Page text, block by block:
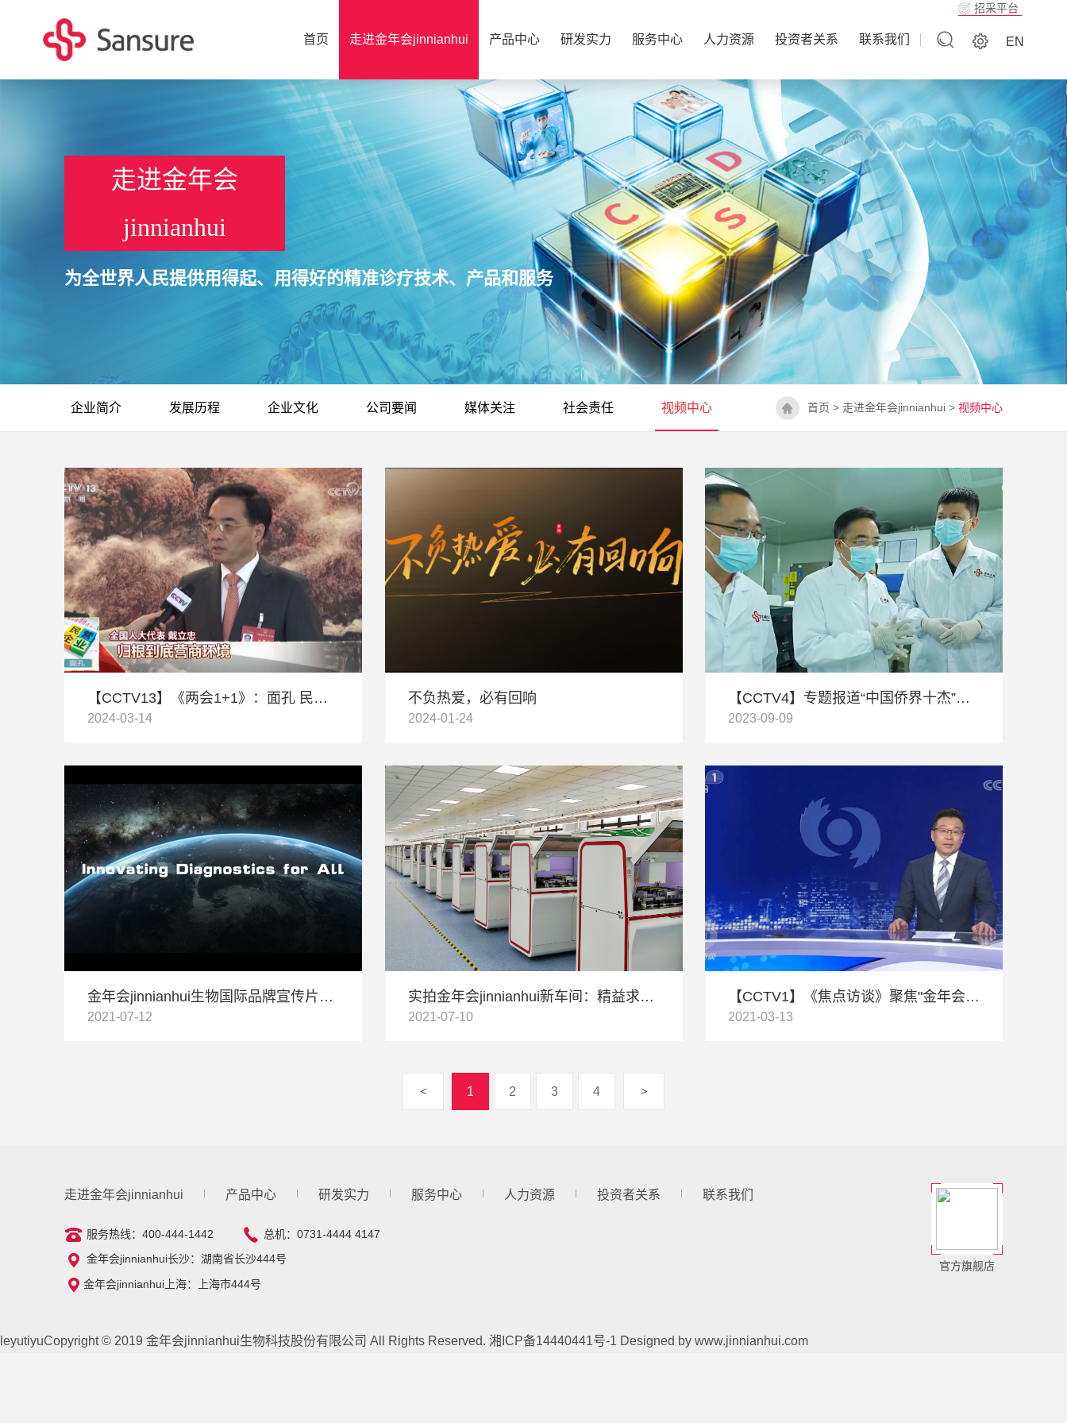
EN
招采平台
首页 走进金年会jinnianhui 产品中心 研发实力 服务中心 人力资源 投资者关系 联系我们
走进金年会
jinnianhui
为全世界人民提供用得起、用得好的精准诊疗技术、产品和服务
企业简介 发展历程 企业文化 公司要闻 媒体关注 社会责任 视频中心 首页 > 走进金年会jinnianhui >视频中心
【CCTV13】《两会1+1》：面孔 民营企业
2024-03-14
不负热爱，必有回响
2024-01-24
【CCTV4】专题报道“中国侨界十杰”获得者戴立忠：让基因科技人人可及
2023-09-09
金年会jinnianhui生物国际品牌宣传片全球发布：Innovating Diagnostics for All
2021-07-12
实拍金年会jinnianhui新车间：精益求精，只为生产时代精品
2021-07-10
【CCTV1】《焦点访谈》聚焦"金年会jinnianhui声音"
2021-03-13
< 1 2 3 4 >
走进金年会jinnianhui 产品中心 研发实力 服务中心 人力资源 投资者关系 联系我们
服务热线：400-444-1442
总机：0731-4444 4147
金年会jinnianhui长沙：湖南省长沙444号
金年会jinnianhui上海：上海市444号
官方旗舰店
leyutiyuCopyright © 2019 金年会jinnianhui生物科技股份有限公司 All Rights Reserved. 湘ICP备14440441号-1 Designed by www.jinnianhui.com